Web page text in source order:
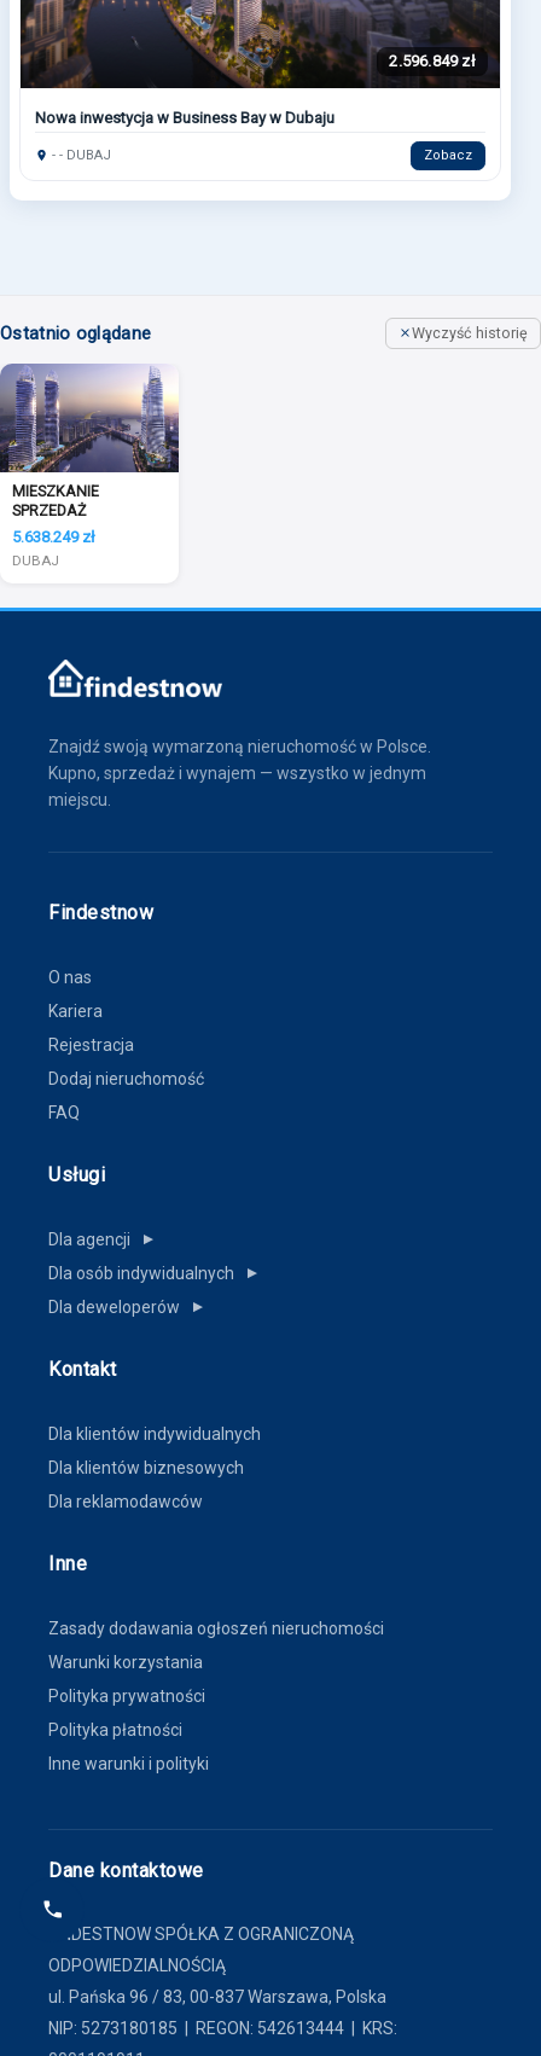
2.596.849 zł
Nowa inwestycja w Business Bay w Dubaju
- - DUBAJ Zobacz
Ostatnio oglądane Wyczyść historię
MIESZKANIE
SPRZEDAŻ
5.638.249 zł
DUBAJ
Znajdź swoją wymarzoną nieruchomość w Polsce.
Kupno, sprzedaż i wynajem — wszystko w jednym
miejscu.
Findestnow
O nas
Kariera
Rejestracja
Dodaj nieruchomość
FAQ
Usługi
Dla agencji ▼
Dla osób indywidualnych ▼
Dla deweloperów ▼
Kontakt
Dla klientów indywidualnych
Dla klientów biznesowych
Dla reklamodawców
Inne
Zasady dodawania ogłoszeń nieruchomości
Warunki korzystania
Polityka prywatności
Polityka płatności
Inne warunki i polityki
Dane kontaktowe
FINDESTNOW SPÓŁKA Z OGRANICZONĄ
ODPOWIEDZIALNOŚCIĄ
ul. Pańska 96 / 83, 00-837 Warszawa, Polska
NIP: 5273180185 | REGON: 542613444 | KRS: